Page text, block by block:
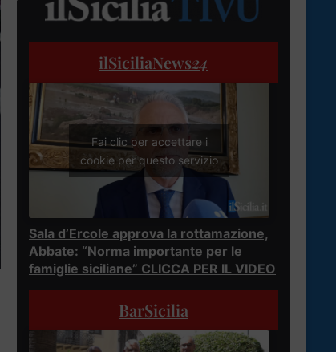
ilSiciliaNews24
Fai clic per accettare i
cookie per questo servizio
Sala d’Ercole approva la rottamazione,
Abbate: “Norma importante per le
famiglie siciliane” CLICCA PER IL VIDEO
BarSicilia